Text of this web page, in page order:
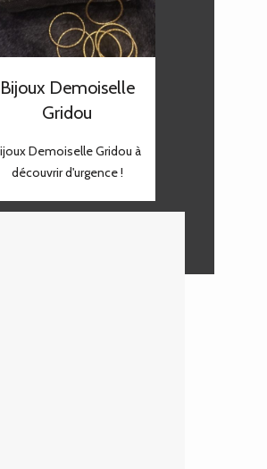
Bijoux Demoiselle
Gridou
Demoiselle Gridou à
découvrir d'urgence !